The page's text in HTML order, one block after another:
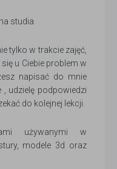
studia
tylko w trakcie zajęć,
u Ciebie problem w
napisać do mnie
udzielę podpowiedzi
do kolejnej lekcji.
używanymi w
modele 3d oraz